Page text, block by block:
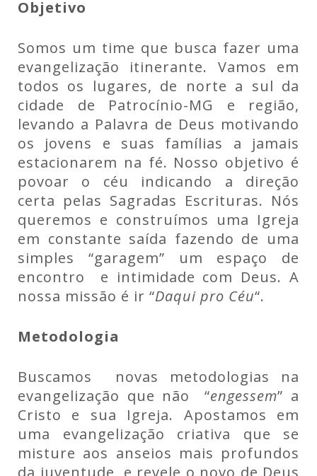
Objetivo
Somos um time que busca fazer uma
evangelização itinerante. Vamos em
todos os lugares, de norte a sul da
cidade de Patrocínio-MG e região,
levando a Palavra de Deus motivando
os jovens e suas famílias a jamais
estacionarem na fé. Nosso objetivo é
povoar o céu indicando a direção
certa pelas Sagradas Escrituras. Nós
queremos e construímos uma Igreja
em constante saída fazendo de uma
simples “garagem” um espaço de
encontro e intimidade com Deus. A
nossa missão é ir “Daqui pro Céu“.
Metodologia
Buscamos novas metodologias na
evangelização que não “engessem” a
Cristo e sua Igreja. Apostamos em
uma evangelização criativa que se
misture aos anseios mais profundos
da juventude e revele o novo de Deus